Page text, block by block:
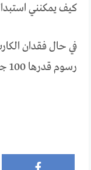
كيف يمكنني
في حال فقدان
رسوم قدرها 100 جنيه